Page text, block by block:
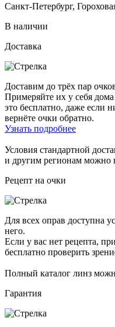
Санкт-Петербург,
В наличии
Доставка
Доставим до трёх пар
Примеряйте их у себя
это бесплатно, даже если
вернёте очки обратно.
Узнать подробнее
Условия стандартной
и другим регионам можно
Рецепт на очки
Для всех оправ доступна
него.
Если у вас нет рецепта,
бесплатно проверить
Полный каталог линз
Гарантия